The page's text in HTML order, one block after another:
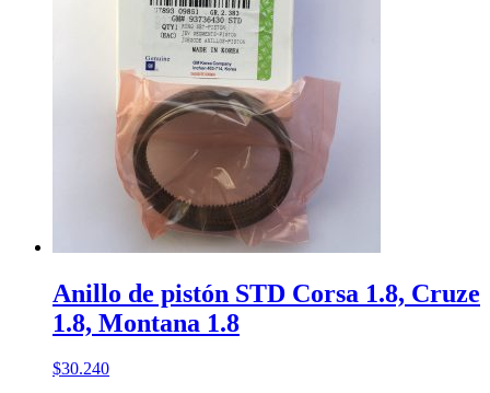
Anillo de pistón STD Corsa 1.8, Cruze
1.8, Montana 1.8
$30.240